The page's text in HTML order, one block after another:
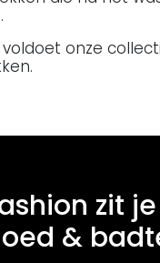
onze
zit
&